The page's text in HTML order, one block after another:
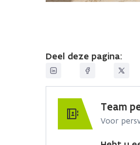
Deel deze pagina:
Team
Voor